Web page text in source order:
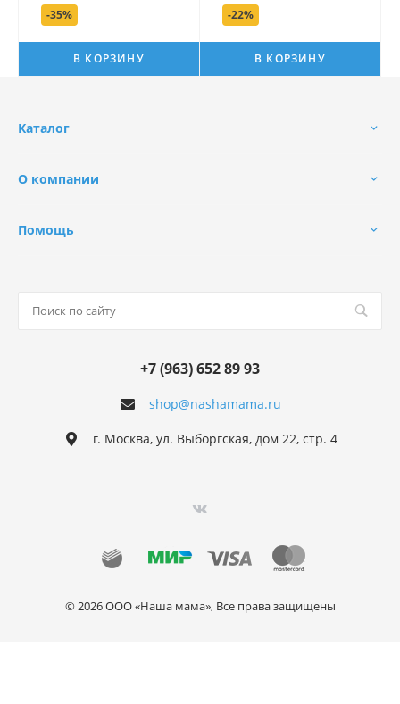
-35%
В КОРЗИНУ
-22%
В КОРЗИНУ
Каталог
О компании
Помощь
shop@nashamama.ru
+7 (963) 652 89 93
г. Москва, ул. Выборгская, дом 22, стр. 4
© 2026 ООО «Наша мама», Все права защищены